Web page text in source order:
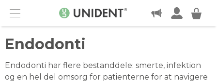
Menu
KONTAKT
Endodonti
Endodonti har flere bestanddele: smerte, infektion
og en hel del omsorg for patienterne for at navigere